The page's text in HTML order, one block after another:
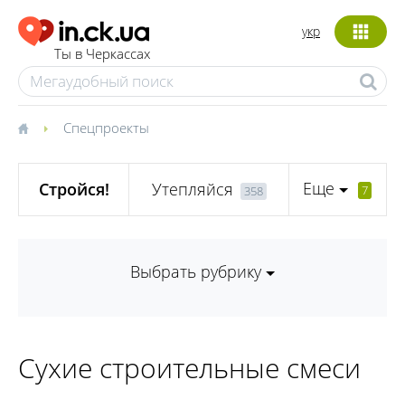
Ты в Черкассах
укр
Спецпроекты
Стройся! Утепляйся 358 Еще 7
Выбрать рубрику
Сухие строительные смеси